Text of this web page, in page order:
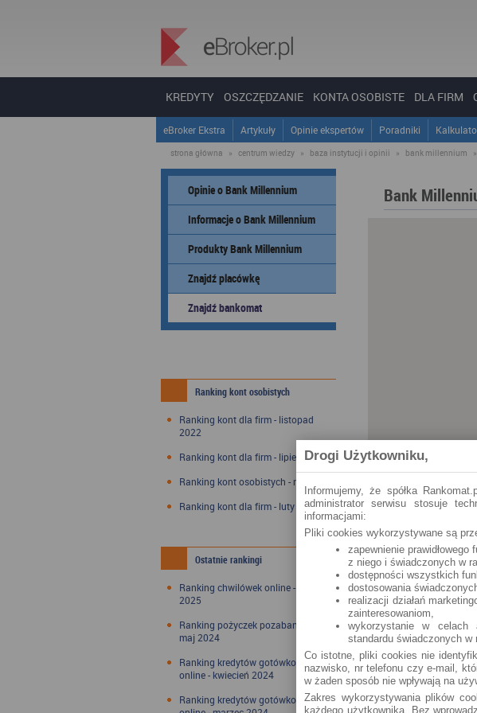
KREDYTY OSZCZĘDZANIE KONTA OSOBISTE DLA FIRM
eBroker Ekstra Artykuły Opinie ekspertów Poradniki
strona główna » centrum wiedzy » baza instytucji i opinii » bank millennium »
Opinie o Bank Millennium
Informacje o Bank Millennium
Produkty Bank Millennium
Znajdź placówkę
Znajdź bankomat
Ranking kont osobistych
Ranking kont dla firm - listopad
2022
Ranking kont dla firm - lipiec 2022
Ranking kont osobistych - maj 2022
Ranking kont dla firm - luty 2022
Ostatnie rankingi
Ranking chwilówek online - styczeń
2025
Ranking pożyczek pozabankowych -
maj 2024
Ranking kredytów gotówkowych
online - kwiecień 2024
Ranking kredytów gotówkowych
Bank
Drogi Użytkowniku,
Informujemy, że spółka
administrator serwisu stosuje
informacjami:
Pliki cookies wykorzystywane są
zapewnienie
z niego i świadczonych w
dostępności wszystkich
dostosowania
realizacji działań
zainteresowaniom,
wykorzystanie w celach
standardu świadczonych w
Co istotne, pliki cookies nie
nazwisko, nr telefonu czy e-mail,
w żaden sposób nie wpływają na
Zakres wykorzystywania plików
każdego użytkownika. Bez